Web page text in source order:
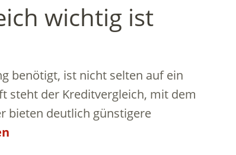
wichtig ist
benötigt, ist nicht selten auf ein
steht der Kreditvergleich, mit dem
bieten deutlich günstigere